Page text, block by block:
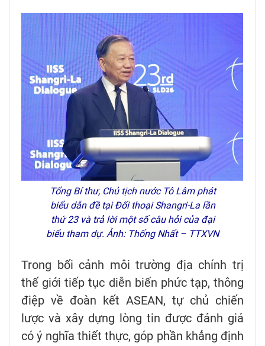
Tổng Bí thư, Chủ tịch nước Tô Lâm phát
biểu dẫn đề tại Đối thoại Shangri-La lần
thứ 23 và trả lời một số câu hỏi của đại
biểu tham dự. Ảnh: Thống Nhất – TTXVN
Trong bối cảnh môi trường địa chính trị
thế giới tiếp tục diễn biến phức tạp, thông
điệp về đoàn kết ASEAN, tự chủ chiến
lược và xây dựng lòng tin được đánh giá
có ý nghĩa thiết thực, góp phần khẳng định